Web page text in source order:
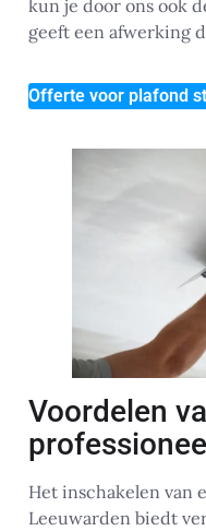
kun je door ons ook
geeft een afwerking
Offerte voor plafond
Voordelen
Het inschakelen van
Leeuwarden biedt